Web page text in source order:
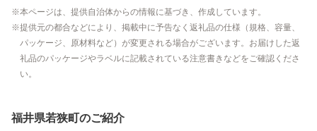
本ページは、提供自治体からの情報に基づき、作成しています。
提供元の都合などにより、掲載中に予告なく返礼品の仕様（規格、容量、
パッケージ、原材料など）が変更される場合がございます。お届けした返
礼品のパッケージやラベルに記載されている注意書きなどをご確認くださ
い。
福井県若狭町のご紹介